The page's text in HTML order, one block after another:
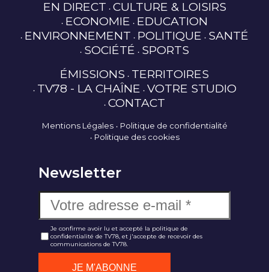
EN DIRECT CULTURE & LOISIRS
ECONOMIE EDUCATION
ENVIRONNEMENT POLITIQUE SANTÉ
SOCIÉTÉ SPORTS
ÉMISSIONS TERRITOIRES
TV78 - LA CHAÎNE VOTRE STUDIO
CONTACT
Mentions Légales
Politique de confidentialité
Politique des cookies
Newsletter
Je confirme avoir lu et accepté la politique de
confidentialité de TV78, et j'accepte de recevoir des
communications de TV78.